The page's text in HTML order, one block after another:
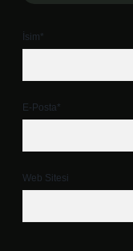
İsim*
E-Posta*
Web Sitesi